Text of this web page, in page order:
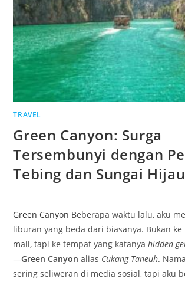
TRAVEL
Green Canyon: Surga
Tersembunyi dengan
Tebing dan Sungai Hijau
Green Canyon Beberapa waktu lalu, aku
liburan yang beda dari biasanya. Bukan
mall, tapi ke tempat yang katanyahidden
—Green Canyon alias Cukang Taneuh.
sering seliweran di media sosial, tapi aku